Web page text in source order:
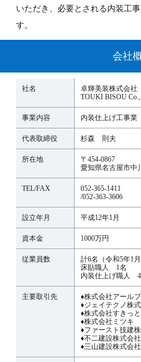
いただき、必要とされる内装工
す。
会社
社名
卓輝美装株式会社
TOUKI BISOU
事業内容 内装仕上げ工事業
代表取締役 杉森 則夫
所在地
〒454-0867
愛知県名古屋市中
TEL/FAX
052-365-1411
/052-363-3606
設立年月 平成12年1月
資本金 1000万円
従業員数
計6名（令和5年1月
床貼職人 1名
内装仕上げ職人 4
主要取引先
♦株式会社アール
♦ジェイテクノ株
♦株式会社すきっ
♦株式会社ミツキ
♦ファースト技建
♦不二建設株式会社
♦三山建設株式会社